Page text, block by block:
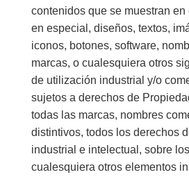
contenidos que se muestran
en especial, diseños, textos,
iconos, botones, software,
marcas, o cualesquiera otros
de utilización industrial y/o
sujetos a derechos de
todas las marcas, nombres
distintivos, todos los derechos
industrial e intelectual, sobre
cualesquiera otros elementos